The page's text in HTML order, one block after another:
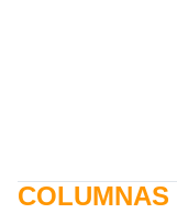
COLUMNAS